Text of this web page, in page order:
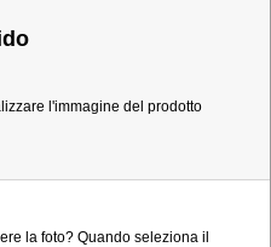
l'immagine del prodotto
la foto? Quando seleziona il